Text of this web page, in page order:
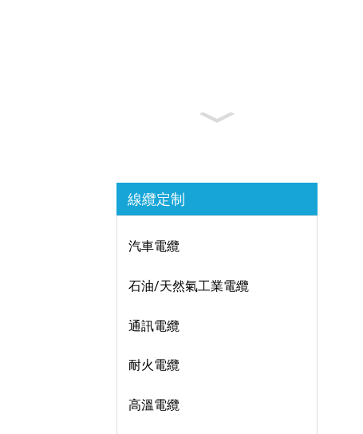
線纜定制
汽車電纜
石油/天然氣工業電纜
通訊電纜
耐火電纜
高溫電纜